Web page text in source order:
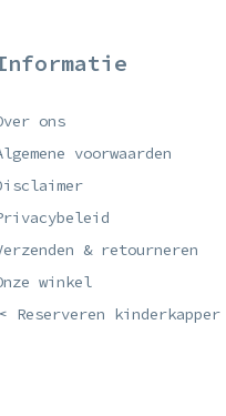
ons
voorwaarden
& retourneren
winkel
Reserveren kinderkapper